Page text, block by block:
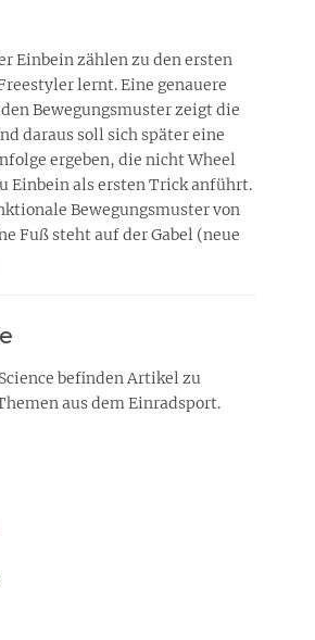
Einbein zählen zu den ersten
lernt. Eine genauere
Bewegungsmuster zeigt die
daraus soll sich später eine
ergeben, die nicht Wheel
Einbein als ersten Trick anführt.
Bewegungsmuster von
Fuß steht auf der Gabel (neue
befinden Artikel zu
aus dem Einradsport.